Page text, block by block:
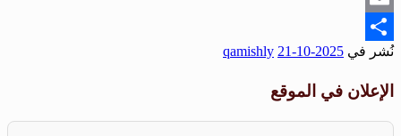
Email
Share
نُشر في 2025-10-21
qamishly
الإعلان في الموقع